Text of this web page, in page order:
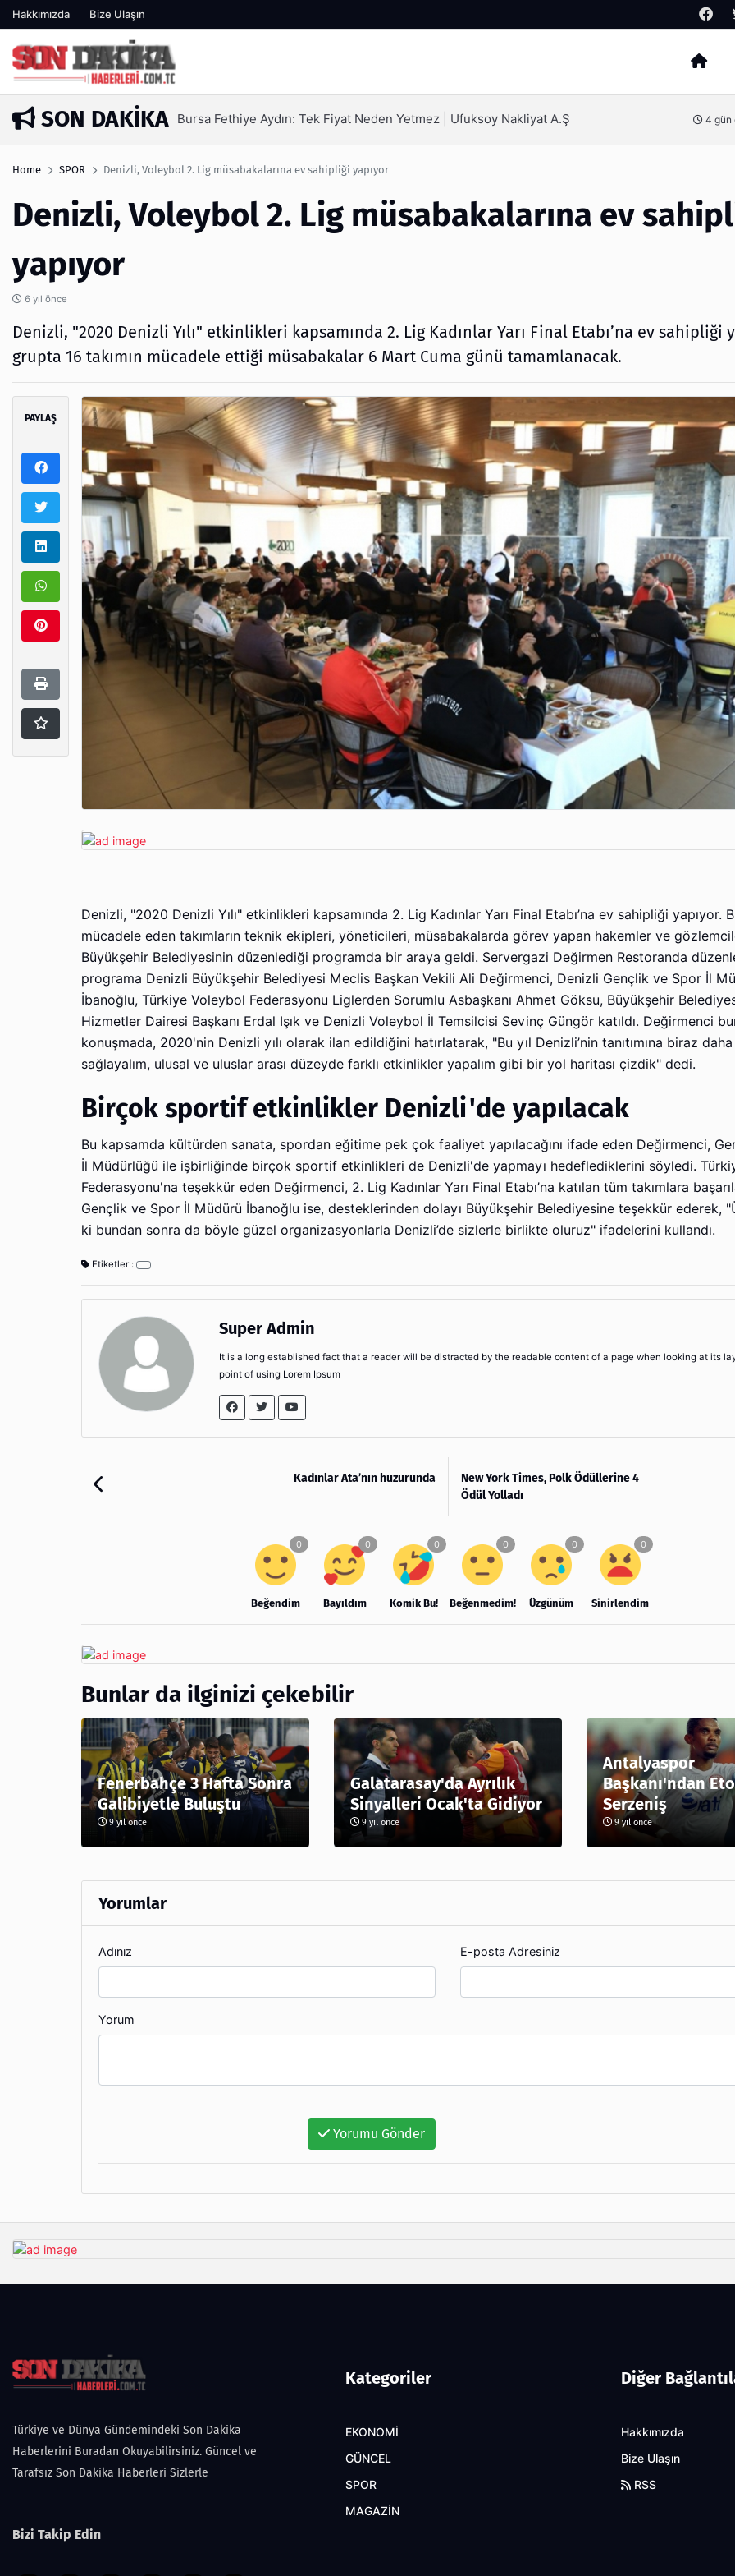
Hakkımızda Bize Ulaşın
Arama
SON DAKIKA
4 gün önce SEO Hizmeti Alırken Kandırılmamak İçin Bilinmesi Gerekenler 5 gün
Home SPOR Denizli, Voleybol 2. Lig müsabakalarına ev sahipliği yapıyor
Denizli, Voleybol 2. Lig müsabakalarına ev
yapıyor
6 yıl önce
Denizli, "2020 Denizli Yılı" etkinlikleri kapsamında 2. Lig Kadınlar Yarı Final Etabı’na ev sahipliği
grupta 16 takımın mücadele ettiği müsabakalar 6 Mart Cuma günü tamamlanacak.
PAYLAŞ
Denizli, "2020 Denizli Yılı" etkinlikleri kapsamında 2. Lig Kadınlar Yarı Final Etabı’na ev sahipliği yapıyor.
mücadele eden takımların teknik ekipleri, yöneticileri, müsabakalarda görev yapan hakemler ve
Büyükşehir Belediyesinin düzenlediği programda bir araya geldi. Servergazi Değirmen Restoranda
programa Denizli Büyükşehir Belediyesi Meclis Başkan Vekili Ali Değirmenci, Denizli Gençlik ve Spor İl
İbanoğlu, Türkiye Voleybol Federasyonu Liglerden Sorumlu Asbaşkanı Ahmet Göksu, Büyükşehir
Hizmetler Dairesi Başkanı Erdal Işık ve Denizli Voleybol İl Temsilcisi Sevinç Güngör katıldı. Değirmenci
konuşmada, 2020'nin Denizli yılı olarak ilan edildiğini hatırlatarak, "Bu yıl Denizli’nin tanıtımına biraz daha
sağlayalım, ulusal ve uluslar arası düzeyde farklı etkinlikler yapalım gibi bir yol haritası çizdik" dedi.
Birçok sportif etkinlikler Denizli'de yapılacak
Bu kapsamda kültürden sanata, spordan eğitime pek çok faaliyet yapılacağını ifade eden Değirmenci,
İl Müdürlüğü ile işbirliğinde birçok sportif etkinlikleri de Denizli'de yapmayı hedeflediklerini söyledi.
Federasyonu'na teşekkür eden Değirmenci, 2. Lig Kadınlar Yarı Final Etabı’na katılan tüm takımlara
Gençlik ve Spor İl Müdürü İbanoğlu ise, desteklerinden dolayı Büyükşehir Belediyesine teşekkür ederek,
ki bundan sonra da böyle güzel organizasyonlarla Denizli’de sizlerle birlikte oluruz" ifadelerini kullandı.
Etiketler :
Super Admin
It is a long established fact that a reader will be distracted by the readable content of a page when looking at its
point of using Lorem Ipsum
Kadınlar Ata’nın huzurunda
New York Times, Polk Ödüllerine 4
Ödül Yolladı
Beğendim Bayıldım Komik Bu! Beğenmedim! Üzgünüm Sinirlendim
Bunlar da ilginizi çekebilir
Fenerbahçe 3 Hafta Sonra
Galibiyetle Buluştu
9 yıl önce
Galatarasay'da Ayrılık
Sinyalleri Ocak'ta Gidiyor
9 yıl önce
Antalyaspor
Başkanı'ndan
Serzeniş
9 yıl önce
Yorumlar
Adınız E-posta Adresiniz
Yorum
Yorumu Gönder
Türkiye ve Dünya Gündemindeki Son Dakika
Haberlerini Buradan Okuyabilirsiniz. Güncel ve
Tarafsız Son Dakika Haberleri Sizlerle
Bizi Takip Edin
Kategoriler
EKONOMİ
GÜNCEL
SPOR
MAGAZİN
Diğer
Hakkımızda
Bize Ulaşın
RSS